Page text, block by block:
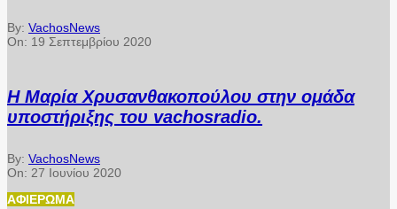
By: VachosNews
On: 19 Σεπτεμβρίου 2020
Η Μαρία Χρυσανθακοπούλου στην ομάδα
υποστήριξης του vachosradio.
By: VachosNews
On: 27 Ιουνίου 2020
ΑΦΙΈΡΩΜΑ